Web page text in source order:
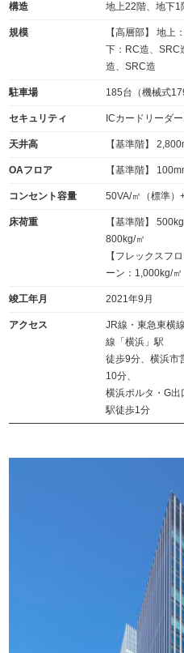
構造 地上22階、地下1
規模
【高層部】 地上
下：RC造、SRC
造、SRC造
駐車場 185台（機械式
セキュリティ ICカードリーダ
天井高 【基準階】
OAフロア 【基準階】
コンセント容量 50VA/㎡（標準）
床荷重
【基準階】
800kg/㎡
【フレックスフ
ーン：1,000kg/㎡
竣工年月 2021年9月
アクセス
JR線・東急東横
線「横浜」駅
徒歩9分、横浜市
10分、
横浜ポルタ・G出
駅徒歩1分